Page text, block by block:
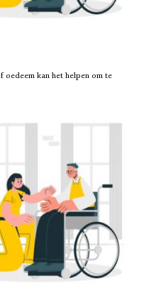
kan het helpen om te